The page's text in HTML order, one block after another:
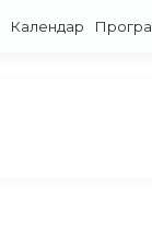
Календар